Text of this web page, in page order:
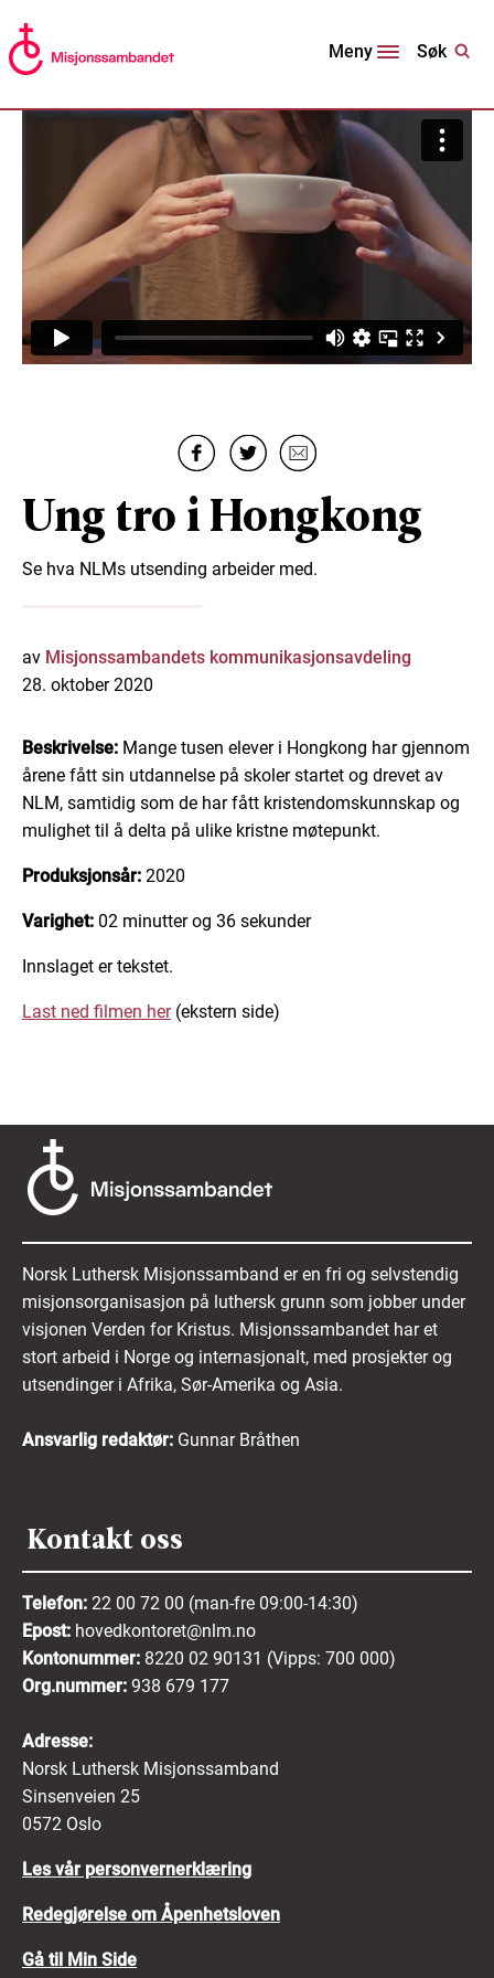
Meny Søk
Ung tro i Hongkong
Se hva NLMs utsending arbeider med.
av Misjonssambandets kommunikasjonsavdeling
28. oktober 2020
Beskrivelse: Mange tusen elever i Hongkong har gjennom
årene fått sin utdannelse på skoler startet og drevet av
NLM, samtidig som de har fått kristendomskunnskap og
mulighet til å delta på ulike kristne møtepunkt.
Produksjonsår: 2020
Varighet: 02 minutter og 36 sekunder
Innslaget er tekstet.
Last ned filmen her(ekstern side)
Norsk Luthersk Misjonssamband er en fri og selvstendig
misjonsorganisasjon på luthersk grunn som jobber under
visjonen Verden for Kristus. Misjonssambandet har et
stort arbeid i Norge og internasjonalt, med prosjekter og
utsendinger i Afrika, Sør-Amerika og Asia.
Ansvarlig redaktør: Gunnar Bråthen
Kontakt oss
Telefon: 22 00 72 00 (man-fre 09:00-14:30)
Epost: hovedkontoret@nlm.no
Kontonummer: 8220 02 90131 (Vipps: 700 000)
Org.nummer: 938 679 177
Adresse:
Norsk Luthersk Misjonssamband
Sinsenveien 25
0572 Oslo
Les vår personvernerklæring
Redegjørelse om Åpenhetsloven
Gå til Min Side